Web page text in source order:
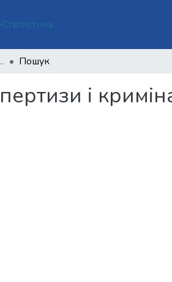
Статистика
читання" Пошук
і